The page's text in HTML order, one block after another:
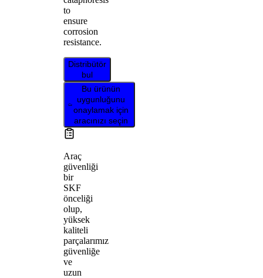
to
ensure
corrosion
resistance.
Distribütör
bul
Bu ürünün
uygunluğunu
onaylamak için
aracınızı seçin
Araç
güvenliği
bir
SKF
önceliği
olup,
yüksek
kaliteli
parçalarımız
güvenliğe
ve
uzun